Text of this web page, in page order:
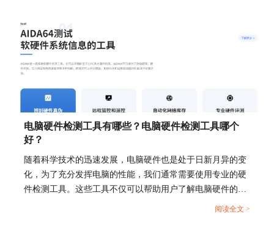
参数。
电脑硬件检测工具有哪些？电脑硬件检测工具哪个
好？
随着科学技术的迅速发展，电脑硬件也是处于日新月异的变
化，为了充分发挥电脑的性能，我们通常需要使用专业的硬
件检测工具。这些工具不仅可以帮助用户了解电脑硬件的状
态，还能提供有效的优化建议。接下来给大家介绍电脑硬件
阅读全文 >